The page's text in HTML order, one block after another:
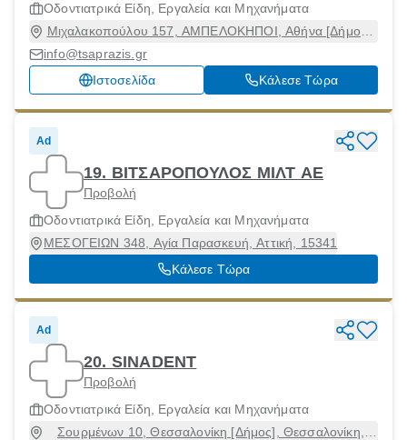
Οδοντιατρικά Είδη, Εργαλεία και Μηχανήματα
Μιχαλακοπούλου 157, ΑΜΠΕΛΟΚΗΠΟΙ, Αθήνα [Δήμος],
info@tsaprazis.gr
Ιστοσελίδα
Κάλεσε Τώρα
Ad
19. ΒΙΤΣΑΡΟΠΟΥΛΟΣ ΜΙΛΤ ΑΕ
Προβολή
Οδοντιατρικά Είδη, Εργαλεία και Μηχανήματα
ΜΕΣΟΓΕΙΩΝ 348, Αγία Παρασκευή, Αττική, 15341
Κάλεσε Τώρα
Ad
20. SINADENT
Προβολή
Οδοντιατρικά Είδη, Εργαλεία και Μηχανήματα
Σουρμένων 10, Θεσσαλονίκη [Δήμος], Θεσσαλονίκη,